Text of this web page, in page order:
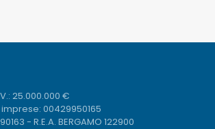
25.000.000 €
00429950165
- R.E.A. BERGAMO 122900